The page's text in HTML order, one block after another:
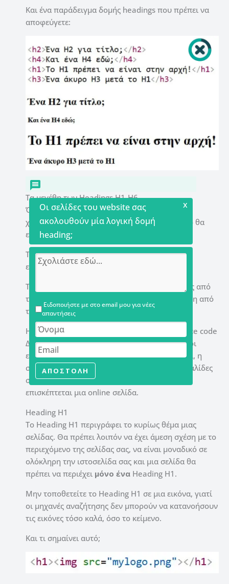
Και ένα παράδειγμα δομής headings που πρέπει να
αποφεύγετε:
Οι σελίδες του website σας
ακολουθούν μία λογική δομή
heading;
x
Ειδοποιήστε με στο email μου για νέες
απαντήσεις
ΑΠΟΣΤΟΛΗ
Τα μεγέθη των Headings H1-H6
Όσο πιο πολύ προχωράμε με τα headings και
χρησιμοποιούμε περισσότερα, τόσο μικρότερο θα
είναι το μέγεθος της γραμματοσειράς τους.
Το heading H1 πρέπει να είναι η μεγαλύτερη
επικεφαλίδα σε μέγεθος μέσα σε μία σελίδα.
Το heading H2 είναι λίγο μικρότερο σε μέγεθος από
το H1 και με τη σειρά του το H3 είναι μικρότερη από
το H2 κοκ.
Η σειρά των Headings H1-H6 στον HTML source code
Δεν έχει σημασία με ποια σειρά εμφανίζονται οι
επικεφαλίδες στον HTML κώδικα. Σημασία έχει, η
σειρά με την οποία παρουσιάζονται οι επικεφαλίδες
στην οθόνη του browser ενός χρήστη όταν
επισκέπτεται μια online σελίδα.
Heading H1
Το Heading H1 περιγράφει το κυρίως θέμα μιας
σελίδας. Θα πρέπει λοιπόν να έχει άμεση σχέση με το
περιεχόμενο της σελίδας σας, να είναι μοναδικό σε
ολόκληρη την ιστοσελίδα σας και μια σελίδα θα
πρέπει να περιέχει μόνο ένα Heading H1.
Μην τοποθετείτε το Heading H1 σε μια εικόνα, γιατί
οι μηχανές αναζήτησης δεν μπορούν να κατανοήσουν
τις εικόνες τόσο καλά, όσο το κείμενο.
Και τι σημαίνει αυτό;